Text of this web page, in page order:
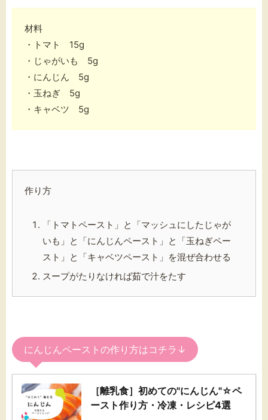
材料
・トマト 15g
・じゃがいも 5g
・にんじん 5g
・玉ねぎ 5g
・キャベツ 5g
作り方
「トマトペースト」と「マッシュにしたじゃが
いも」と「にんじんペースト」と「玉ねぎペー
スト」と「キャベツペースト」を混ぜ合わせる
スープがたりなければ茹で汁をたす
にんじんペーストの作り方はコチラ↓
［離乳食］初めての"にんじん"☆ペ
ースト作り方・冷凍・レシピ4選